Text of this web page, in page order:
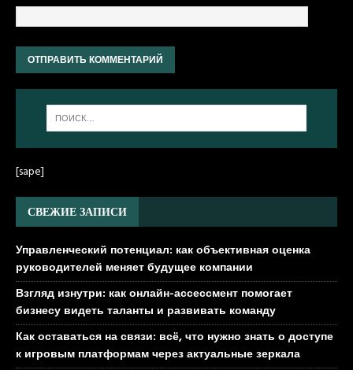
[sape]
СВЕЖИЕ ЗАПИСИ
Управленческий потенциал: как объективная оценка
руководителей меняет будущее компании
Взгляд изнутри: как онлайн-ассессмент помогает
бизнесу видеть таланты и развивать команду
Как оставаться на связи: всё, что нужно знать о доступе
к игровым платформам через актуальные зеркала